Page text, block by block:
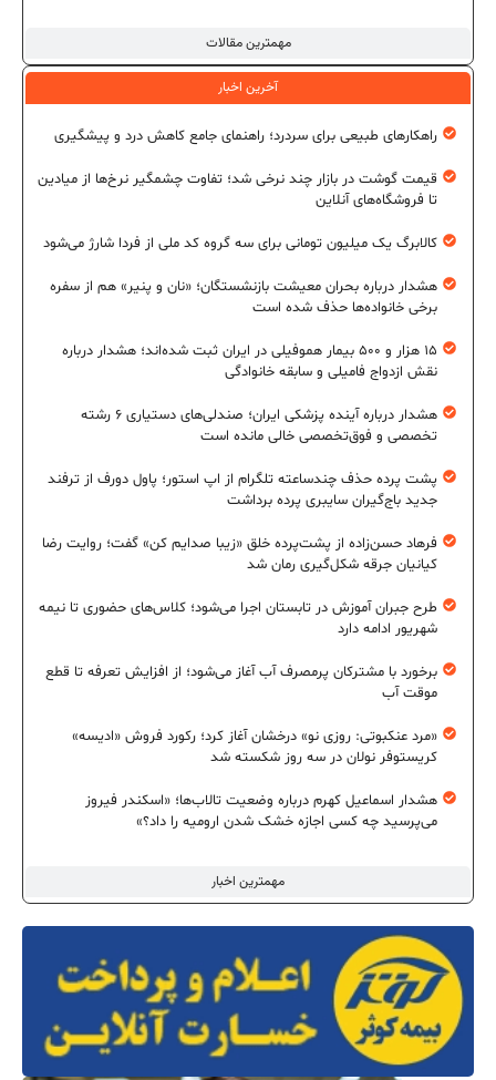
مهمترین مقالات
آخرین اخبار
مهمترین اخبار
راهکارهای طبیعی برای سردرد؛ راهنمای جامع کاهش درد و پیشگیری
قیمت گوشت در بازار چند نرخی شد؛ تفاوت چشمگیر نرخ‌ها از میادین
تا فروشگاه‌های آنلاین
کالابرگ یک میلیون تومانی برای سه گروه کد ملی از فردا شارژ می‌شود
هشدار درباره بحران معیشت بازنشستگان؛ «نان و پنیر» هم از سفره
برخی خانواده‌ها حذف شده است
۱۵ هزار و ۵۰۰ بیمار هموفیلی در ایران ثبت شده‌اند؛ هشدار درباره
نقش ازدواج فامیلی و سابقه خانوادگی
هشدار درباره آینده پزشکی ایران؛ صندلی‌های دستیاری ۶ رشته
تخصصی و فوق‌تخصصی خالی مانده است
پشت پرده حذف چندساعته تلگرام از اپ استور؛ پاول دورف از ترفند
جدید باج‌گیران سایبری پرده برداشت
فرهاد حسن‌زاده از پشت‌پرده خلق «زیبا صدایم کن» گفت؛ روایت رضا
کیانیان جرقه شکل‌گیری رمان شد
طرح جبران آموزش در تابستان اجرا می‌شود؛ کلاس‌های حضوری تا نیمه
شهریور ادامه دارد
برخورد با مشترکان پرمصرف آب آغاز می‌شود؛ از افزایش تعرفه تا قطع
موقت آب
«مرد عنکبوتی: روزی نو» درخشان آغاز کرد؛ رکورد فروش «ادیسه»
کریستوفر نولان در سه روز شکسته شد
هشدار اسماعیل کهرم درباره وضعیت تالاب‌ها؛ «اسکندر فیروز
می‌پرسید چه کسی اجازه خشک شدن ارومیه را داد؟»